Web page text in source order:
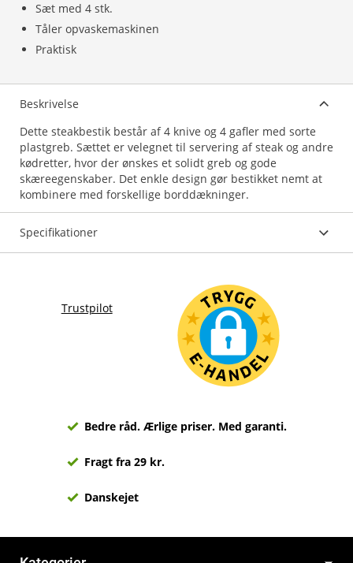
Sæt med 4 stk.
Tåler opvaskemaskinen
Praktisk
Beskrivelse
Dette steakbestik består af 4 knive og 4 gafler med sorte
plastgreb. Sættet er velegnet til servering af steak og andre
kødretter, hvor der ønskes et solidt greb og gode
skæreegenskaber. Det enkle design gør bestikket nemt at
kombinere med forskellige borddækninger.
Specifikationer
Trustpilot
Bedre råd. Ærlige priser. Med garanti.
Fragt fra 29 kr.
Danskejet